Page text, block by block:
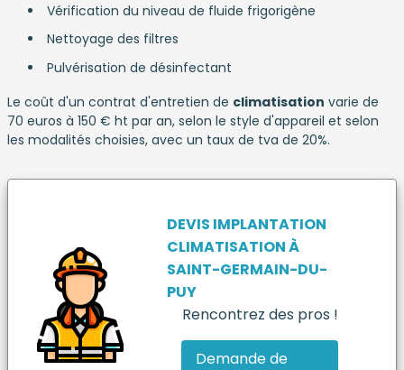
Vérification du niveau de fluide frigorigène
Nettoyage des filtres
Pulvérisation de désinfectant
Le coût d'un contrat d'entretien de climatisation varie de
70 euros à 150 € ht par an, selon le style d'appareil et selon
les modalités choisies, avec un taux de tva de 20%.
DEVIS IMPLANTATION
CLIMATISATIONÀ
SAINT-GERMAIN-DU-
PUY
Rencontrez des pros !
Demande de